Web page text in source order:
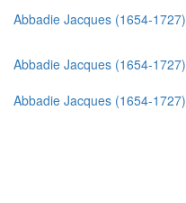
Abbadie Jacques (1654-1727)
Abbadie Jacques (1654-1727)
Abbadie Jacques (1654-1727)